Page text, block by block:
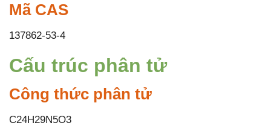
Mã CAS
137862-53-4
Cấu trúc phân tử
Công thức phân tử
C24H29N5O3